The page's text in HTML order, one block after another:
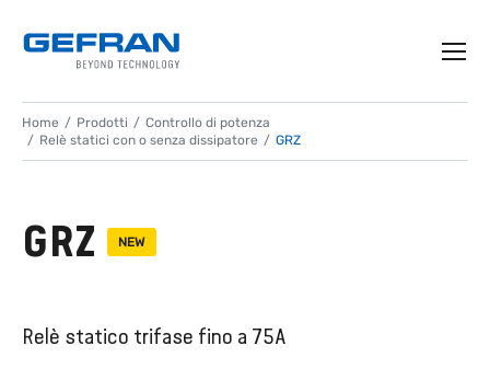
Home Prodotti
Controllo di potenza
Relè statici con o senza dissipatore
GRZ
GRZ NEW
Relè statico trifase fino a 75A